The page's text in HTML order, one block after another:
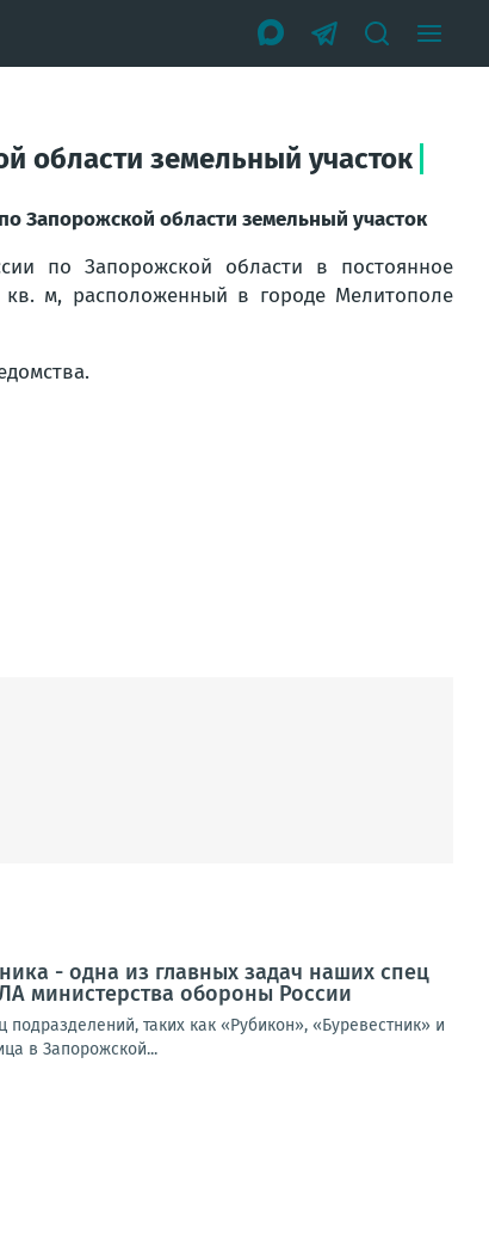
области земельный участок
Запорожской области земельный участок
по Запорожской области в постоянное
м, расположенный в городе Мелитополе
- одна из главных задач наших спец
министерства обороны России
таких как «Рубикон», «Буревестник» и
в Запорожской...